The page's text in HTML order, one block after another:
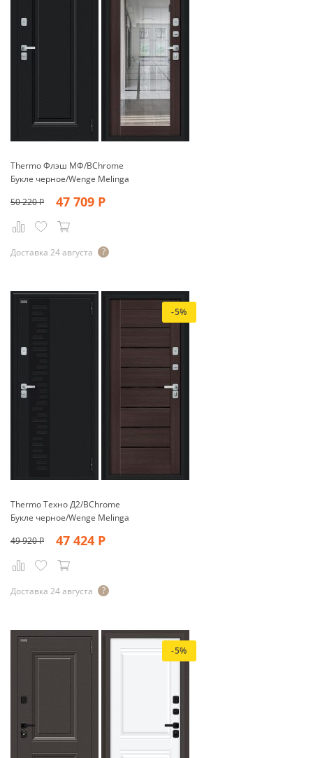
Thermo Флэш МФ/BChrome
Букле черное/Wenge Melinga
50 220Р 47 709 Р
Доставка 24 августа
-5%
Thermo Техно Д2/BChrome
Букле черное/Wenge Melinga
49 920Р 47 424 Р
Доставка 24 августа
-5%